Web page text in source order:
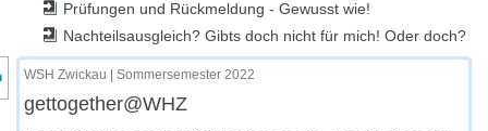
Prüfungen und Rückmeldung - Gewusst wie!
Nachteilsausgleich? Gibts doch nicht für mich! Oder doch?
des Kursmenüs
WSH Zwickau | Sommersemester 2022
gettogether@WHZ